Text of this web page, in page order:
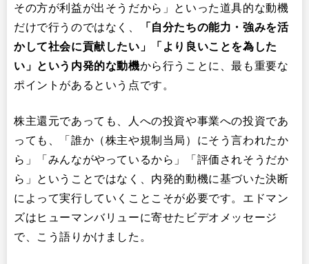
その方が利益が出そうだから」といった道具的な動機
だけで行うのではなく、
「自分たちの能力・強みを活
かして社会に貢献したい」「より良いことを為した
い」​という内発的な動機から行うことに、最も重要な
ポイントがあるという点です。
株主還元であっても、人への投資や事業への投資であ
っても、「誰か（株主や規制当局）にそう言われたか
ら」「みんながやっているから」「評価されそうだか
ら」ということではなく、内発的動機に基づいた決断
によって実行していくことこそが必要です。エドマン
ズはヒューマンバリューに寄せたビデオメッセージ
で、こう語りかけました。